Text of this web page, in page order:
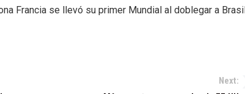
Francia se llevó su primer Mundial al doblegar a
Next: